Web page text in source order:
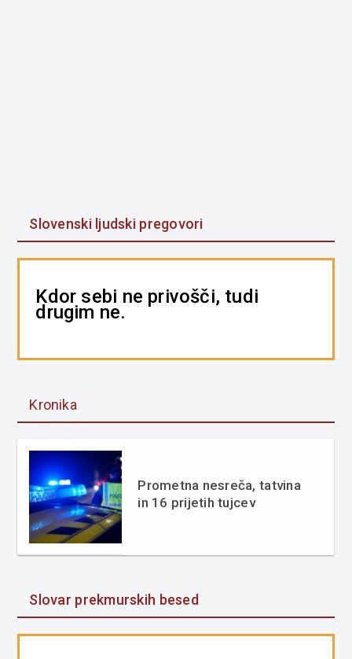
Slovenski ljudski pregovori
Kdor sebi ne privošči, tudi
drugim ne.
Kronika
Prometna nesreča, tatvina
in 16 prijetih tujcev
Slovar prekmurskih besed